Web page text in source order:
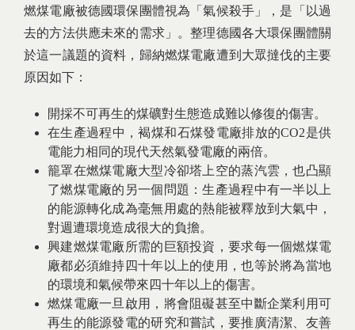
燃煤電廠被德國環保團體視為「氣候殺手」，是「以過
去的方法供應未來的需求」。整理德國各大環保團體關
於這一議題的資料，歸納燃煤電廠遭到大眾撻伐的主要
原因如下：
開採不可再生的煤礦對生態造成難以修復的傷害。
在生產過程中，褐煤和石煤發電廠排放的CO2是供
電能力相同的現代天然氣發電廠的兩倍。
籠罩在燃煤電廠大型冷卻塔上空的蒸汽雲，也凸顯
了燃煤電廠的另一個問題：生產過程中有一半以上
的能源轉化成為毫無用處的熱能被釋放到大氣中，
對週遭環境造成很大的負擔。
興建燃煤電廠所需的巨額投資，要求每一個燃煤電
廠都必須維持四十年以上的使用，也等於將為當地
的環境和氣候帶來四十年以上的傷害。
燃煤電廠一旦啟用，將會阻礙甚至中斷企業利用可
再生的能源發電的研究和嘗試，要推廣清潔、友善